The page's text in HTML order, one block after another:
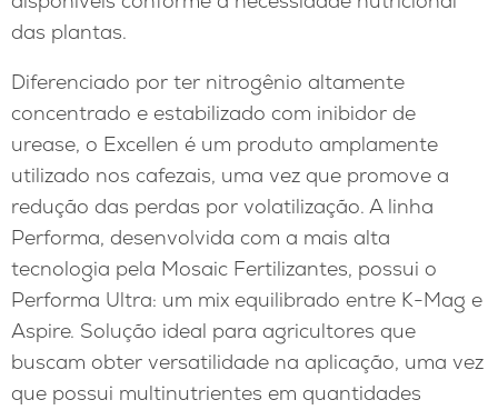
das plantas.
Diferenciado por ter nitrogênio altamente
concentrado e estabilizado com inibidor de
urease, o Excellen é um produto amplamente
utilizado nos cafezais, uma vez que promove a
redução das perdas por volatilização. A linha
Performa, desenvolvida com a mais alta
tecnologia pela Mosaic Fertilizantes, possui o
Performa Ultra: um mix equilibrado entre K-Mag e
Aspire. Solução ideal para agricultores que
buscam obter versatilidade na aplicação, uma vez
que possui multinutrientes em quantidades